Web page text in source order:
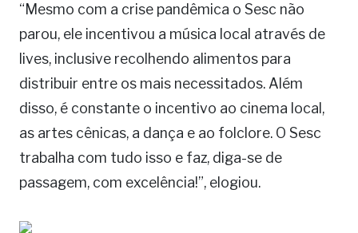
“Mesmo com a crise pandêmica o Sesc não
parou, ele incentivou a música local através de
lives, inclusive recolhendo alimentos para
distribuir entre os mais necessitados. Além
disso, é constante o incentivo ao cinema local,
as artes cênicas, a dança e ao folclore. O Sesc
trabalha com tudo isso e faz, diga-se de
passagem, com excelência!”, elogiou.